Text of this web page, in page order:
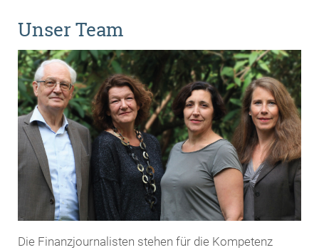
Unser Team
Die Finanzjournalisten stehen für die Kompetenz